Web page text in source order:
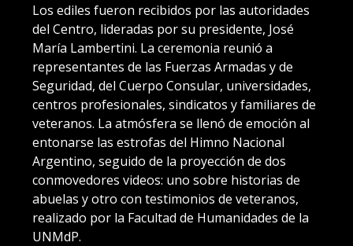
Los ediles fueron recibidos por las autoridades
del Centro, lideradas por su presidente, José
María Lambertini. La ceremonia reunió a
representantes de las Fuerzas Armadas y de
Seguridad, del Cuerpo Consular, universidades,
centros profesionales, sindicatos y familiares de
veteranos. La atmósfera se llenó de emoción al
entonarse las estrofas del Himno Nacional
Argentino, seguido de la proyección de dos
conmovedores videos: uno sobre historias de
abuelas y otro con testimonios de veteranos,
realizado por la Facultad de Humanidades de la
UNMdP.